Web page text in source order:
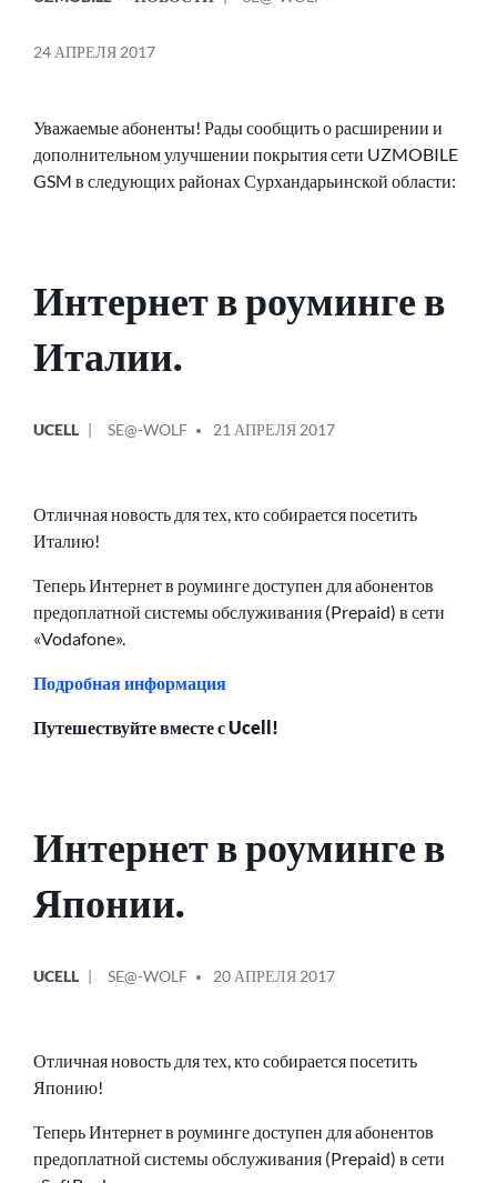
24 АПРЕЛЯ 2017
Уважаемые абоненты! Рады сообщить о расширении и
дополнительном улучшении покрытия сети UZMOBILE
GSM в следующих районах Сурхандарьинской области:
Интернет в роуминге в
Италии.
В
UCELL
ОТ
SE@-WOLF 21 АПРЕЛЯ 2017
Отличная новость для тех, кто собирается посетить
Италию!
Теперь Интернет в роуминге доступен для абонентов
предоплатной системы обслуживания (Prepaid) в сети
«Vodafone».
Подробная информация
Путешествуйте вместе с Ucell!
Интернет в роуминге в
Японии.
В
UCELL
ОТ
SE@-WOLF 20 АПРЕЛЯ 2017
Отличная новость для тех, кто собирается посетить
Японию!
Теперь Интернет в роуминге доступен для абонентов
предоплатной системы обслуживания (Prepaid) в сети